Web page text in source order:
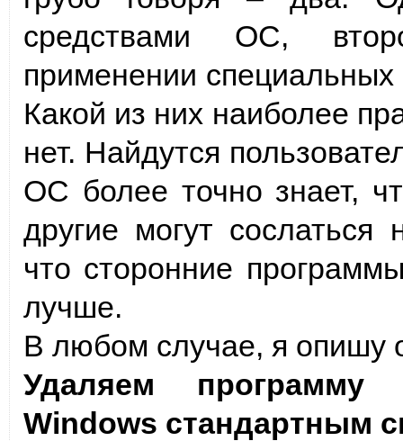
средствами ОС,
применении
Какой из них наиболее
нет. Найдутся
ОС более точно знает,
другие могут
что сторонние
лучше.
В любом случае, я опишу
Удаляем программу
Windows стандартным